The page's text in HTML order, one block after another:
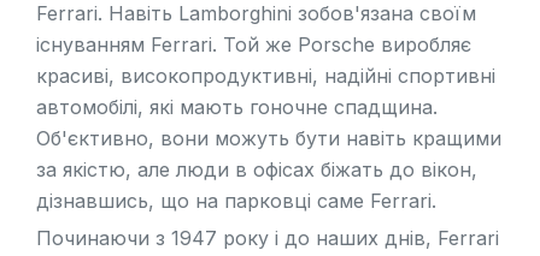
Ferrari. Навіть Lamborghini зобов'язана своїм
існуванням Ferrari. Той же Porsche виробляє
красиві, високопродуктивні, надійні спортивні
автомобілі, які мають гоночне спадщина.
Об'єктивно, вони можуть бути навіть кращими
за якістю, але люди в офісах біжать до вікон,
дізнавшись, що на парковці саме Ferrari.
Починаючи з 1947 року і до наших днів, Ferrari